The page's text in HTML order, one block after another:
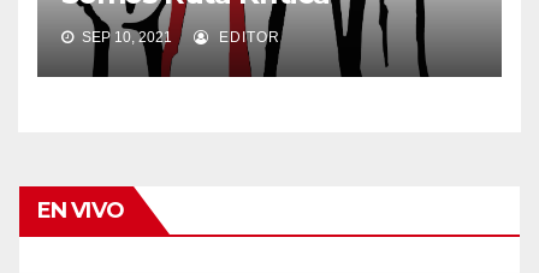
SEP 10, 2021 EDITOR
EN VIVO